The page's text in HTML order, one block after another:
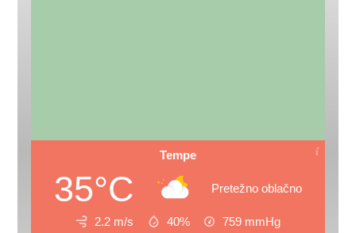
Tempe
35°C Pretežno oblačno
2.2 m/s 40% 759 mmHg